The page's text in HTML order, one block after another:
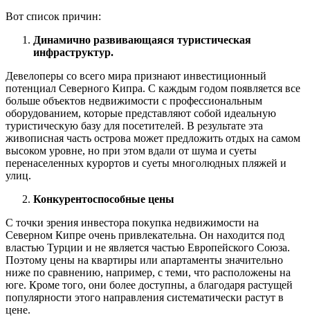
Вот список причин:
Динамично развивающаяся туристическая
инфраструктур.
Девелоперы со всего мира признают инвестиционный
потенциал Северного Кипра. С каждым годом появляется все
больше объектов недвижимости с профессиональным
оборудованием, которые представляют собой идеальную
туристическую базу для посетителей. В результате эта
живописная часть острова может предложить отдых на самом
высоком уровне, но при этом вдали от шума и суеты
перенаселенных курортов и суеты многолюдных пляжей и
улиц.
Конкурентоспособные цены
С точки зрения инвестора покупка недвижимости на
Северном Кипре очень привлекательна. Он находится под
властью Турции и не является частью Европейского Союза.
Поэтому цены на квартиры или апартаменты значительно
ниже по сравнению, например, с теми, что расположены на
юге. Кроме того, они более доступны, а благодаря растущей
популярности этого направления систематически растут в
цене.